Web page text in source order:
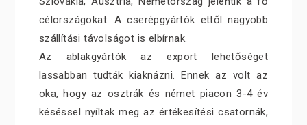
célországokat. A cserépgyártók ettől nagyobb
szállítási távolságot is elbírnak.
Az ablakgyártók az export lehetőséget
lassabban tudták kiaknázni. Ennek az volt az
oka, hogy az osztrák és német piacon 3-4 év
késéssel nyíltak meg az értékesítési csatornák,